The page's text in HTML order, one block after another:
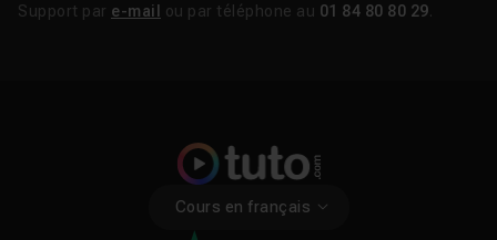
Support par e-mail ou par téléphone au 01 84 80 80 29
Cours en français